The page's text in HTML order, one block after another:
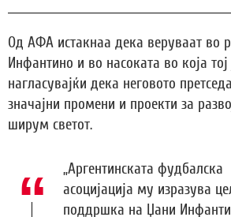
Од АФА истакнаа дека веруваат во
Инфантино и во насоката во која
нагласувајќи дека неговото
значајни промени и проекти за
ширум светот.
„Аргентинската фудбалска
асоцијација му изразува
поддршка на Џани